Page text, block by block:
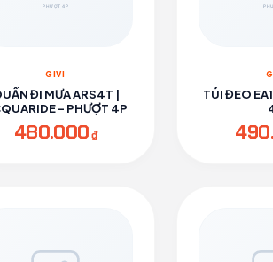
GIVI
ĐI MƯA ARS4T |
- PHƯỢT 4P
480.000₫
TÚI ĐEO